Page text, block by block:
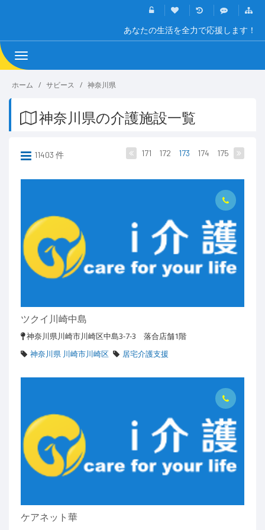
あなたの生活を全力で応援します！
Toggle
navigation
ホーム サビース 神奈川県
神奈川県の介護施設一覧
11403 件 171 172 173 174 175
ツクイ川崎中島
神奈川県川崎市川崎区中島3-7-3 落合店舗1階
神奈川県 川崎市川崎区
居宅介護支援
ケアネット華